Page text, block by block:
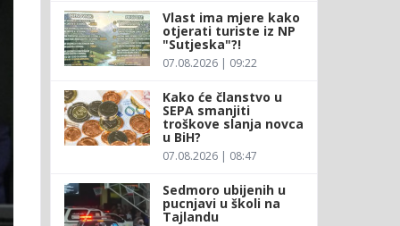
Vlast ima mjere kako
otjerati turiste iz NP
"Sutjeska"?!
07.08.2026 | 09:22
Kako će članstvo u
SEPA smanjiti
troškove slanja novca
u BiH?
07.08.2026 | 08:47
Sedmoro ubijenih u
pucnjavi u školi na
Tajlandu